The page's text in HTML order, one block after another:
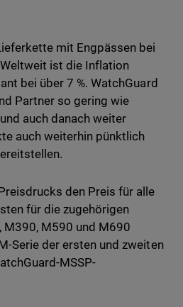
mit Engpässen bei
ist die Inflation
bei über 7 %. WatchGuard
Partner so gering wie
auch danach weiter
auch weiterhin pünktlich
den Preis für alle
für die zugehörigen
M390, M590 und M690
Serie der ersten und zweiten
MSSP-